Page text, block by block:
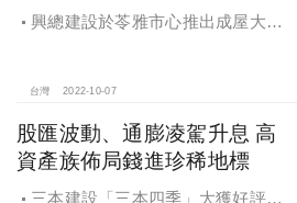
興總建設於苓雅市心推出成屋大樓
天建築，將港都山海河港美景一覽無
台灣 2022-10-07
股匯波動、通膨凌駕升息 高
資產族佈局錢進珍稀地標
三本建設「三本四季」大獲好評、